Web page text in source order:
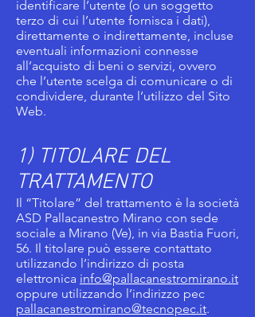
identificare l’utente (o un soggetto
terzo di cui l’utente fornisca i dati),
direttamente o indirettamente, incluse
eventuali informazioni connesse
all’acquisto di beni o servizi, ovvero
che l’utente scelga di comunicare o di
condividere, durante l’utilizzo del Sito
Web.
1) TITOLARE DEL
TRATTAMENTO
Il “Titolare” del trattamento è la società
ASD Pallacanestro Mirano con sede
sociale a Mirano (Ve), in via Bastia Fuori,
56. Il titolare può essere contattato
utilizzando l’indirizzo di posta
elettronica info@pallacanestromirano.it
oppure utilizzando l’indirizzo pec
pallacanestromirano@tecnopec.it.